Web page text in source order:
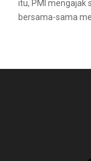
itu, PMI mengajak
bersama-sama